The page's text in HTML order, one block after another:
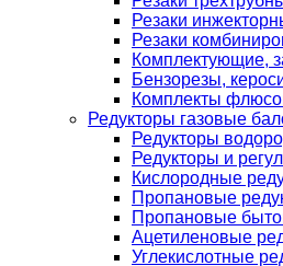
Резаки
Резаки
Комплектующие,
Бензорезы,
Комплекты
Редукторы газовые
Редукторы
Редукторы и
Кислородные
Пропановые
Пропановые
Ацетиленовые
Углекислотные